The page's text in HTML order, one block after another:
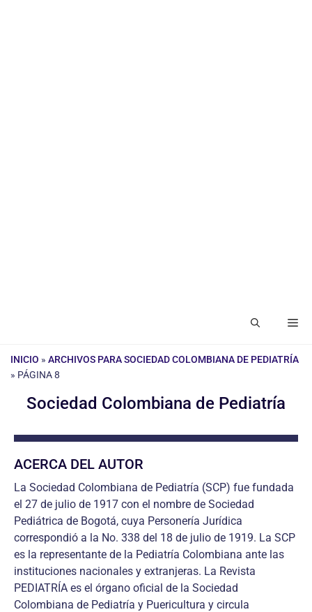
INICIO » ARCHIVOS PARA SOCIEDAD COLOMBIANA DE PEDIATRÍA
» PÁGINA 8
Sociedad Colombiana de Pediatría
ACERCA DEL AUTOR
La Sociedad Colombiana de Pediatría (SCP) fue fundada
el 27 de julio de 1917 con el nombre de Sociedad
Pediátrica de Bogotá, cuya Personería Jurídica
correspondió a la No. 338 del 18 de julio de 1919. La SCP
es la representante de la Pediatría Colombiana ante las
instituciones nacionales y extranjeras. La Revista
PEDIATRÍA es el órgano oficial de la Sociedad
Colombiana de Pediatría y Puericultura y circula